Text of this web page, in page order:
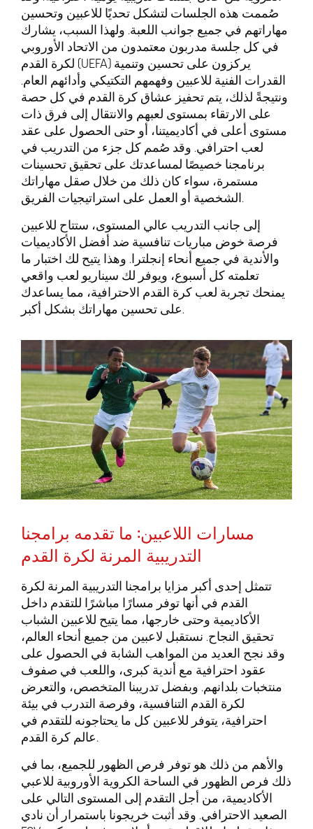
صُممت هذه الجلسات لتشكل تحديًا للاعبين وتحسين
مهاراتهم في جميع جوانب اللعبة. ولهذا السبب، يشارك
في كل جلسة مدربون معتمدون من الاتحاد الأوروبي
لكرة القدم (UEFA) يركزون على تحسين وتنمية
القدرات الفنية للاعبين وفهمهم التكتيكي وأدائهم العام.
ونتيجةً لذلك، يتم تحفيز عشاق كرة القدم في كل حصة
على الارتقاء بمستوى لعبهم والانتقال إلى فرق ذات
مستوى أعلى في أكاديميتنا، أو حتى الحصول على عقد
لعب احترافي. وقد صُمم كل جزء من التدريب في
برنامجنا خصيصًا لمساعدتك على تحقيق تحسينات
مستمرة، سواء كان ذلك من خلال صقل مهاراتك
الشخصية أو العمل على استراتيجيات الفريق.
إلى جانب التدريب عالي المستوى، ستتاح للاعبين
فرصة خوض مباريات تنافسية ضد أفضل الأكاديميات
والأندية في جميع أنحاء إنجلترا. وهذا يتيح لك اختبار ما
تعلمته كل أسبوع، ويوفر لك سيناريو لعب واقعي
يمنحك تجربة لعب كرة القدم الاحترافية، مما يساعدك
على تحسين مهاراتك بشكل أكبر.
مسارات اللاعبين: ما تقدمه برامجنا
التدريبية المرنة لكرة القدم
تتمثل إحدى أكبر مزايا برامجنا التدريبية المرنة لكرة
القدم في أنها توفر مسارًا مباشرًا للتقدم داخل
الأكاديمية وحتى خارجها، مما يتيح للاعبين الشباب
تحقيق النجاح. نستقبل لاعبين من جميع أنحاء العالم،
وقد نجح العديد من المواهب الشابة في الحصول على
عقود احترافية مع أندية كبرى، واللعب في صفوف
منتخبات بلدانهم. وبفضل تدريبنا المتخصص، والتعرض
لكرة القدم التنافسية، وفرصة التدرب في بيئة
احترافية، يتوفر للاعبين كل ما يحتاجونه للتقدم في
عالم كرة القدم.
والأهم من ذلك هو توفر فرص الظهور للجميع، بما في
ذلك فرص الظهور في الساحة الكروية الأوروبية للاعبي
الأكاديمية، من أجل التقدم إلى المستوى التالي على
الصعيد الاحترافي. وقد أثبت خريجونا باستمرار أن نادي